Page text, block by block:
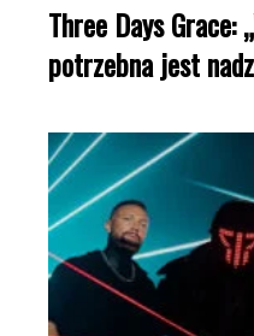
Three Days Grace:
potrzebna jest